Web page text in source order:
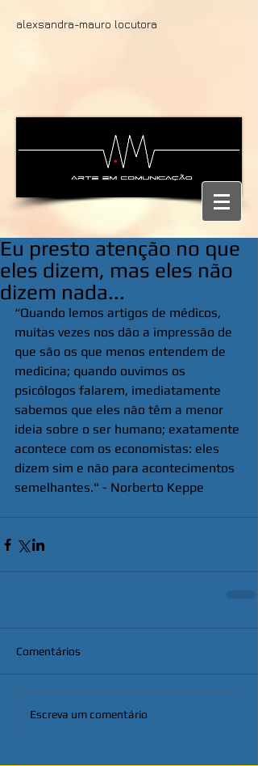
alexsandra-mauro locutora
Eu presto atenção no que
eles dizem, mas eles não
dizem nada...
“Quando lemos artigos de médicos,
muitas vezes nos dão a impressão de
que são os que menos entendem de
medicina; quando ouvimos os
psicólogos falarem, imediatamente
sabemos que eles não têm a menor
ideia sobre o ser humano; exatamente
acontece com os economistas: eles
dizem sim e não para acontecimentos
semelhantes." - Norberto Keppe
Comentários
Escreva um comentário